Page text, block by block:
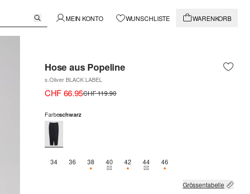
MEIN KONTO WUNSCHLISTE WARENKORB
Hose aus Popeline
s.Oliver BLACK LABEL
CHF 66.95CHF 119.90
Farbeschwarz
34 36 38NUR 1 VERFÜGBAR
40THIS SIZE IS CURRENTLY OUT OF STOCK
42NUR 2 VERFÜGBAR
44THIS SIZE IS CURRENTLY OUT OF
46NUR 1 VERFÜGBAR
Grössentabelle